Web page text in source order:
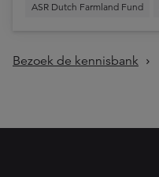
ASR Dutch Farmland Fund
Bezoek de kennisbank